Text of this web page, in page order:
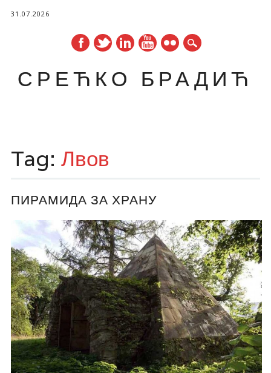
31.07.2026
СРЕЋКО БРАДИЋ
content
Tag: Лвов
ПИРАМИДА ЗА ХРАНУ